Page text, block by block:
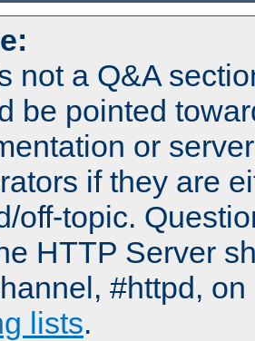
not a Q&A
be pointed
or
if they are
off-topic.
HTTP Server
#httpd,
lists.